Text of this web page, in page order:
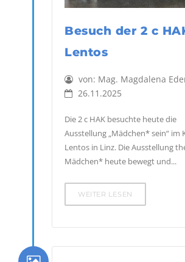
Besuch der 2 c
Lentos
von: Mag. Magdalena
26.11.2025
Die 2 c HAK besuchte heute die
Ausstellung „Mädchen* sein“ im
Lentos in Linz. Die Ausstellung
Mädchen* heute bewegt und...
WEITER LESEN